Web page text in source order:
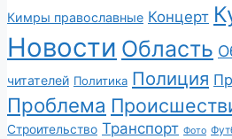
Кимры православные Концерт
Новости Область
читателей Политика Полиция
Проблема
Строительство Транспорт Фото